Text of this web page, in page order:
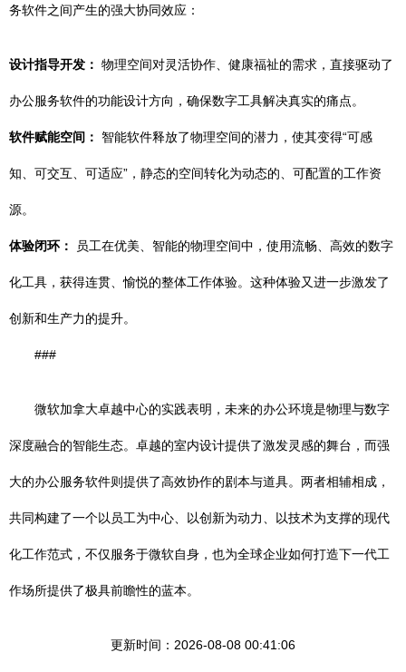
务软件之间产生的强大协同效应：
设计指导开发： 物理空间对灵活协作、健康福祉的需求，直接驱动了
办公服务软件的功能设计方向，确保数字工具解决真实的痛点。
软件赋能空间： 智能软件释放了物理空间的潜力，使其变得“可感
知、可交互、可适应”，静态的空间转化为动态的、可配置的工作资
源。
体验闭环： 员工在优美、智能的物理空间中，使用流畅、高效的数字
化工具，获得连贯、愉悦的整体工作体验。这种体验又进一步激发了
创新和生产力的提升。
###
微软加拿大卓越中心的实践表明，未来的办公环境是物理与数字
深度融合的智能生态。卓越的室内设计提供了激发灵感的舞台，而强
大的办公服务软件则提供了高效协作的剧本与道具。两者相辅相成，
共同构建了一个以员工为中心、以创新为动力、以技术为支撑的现代
化工作范式，不仅服务于微软自身，也为全球企业如何打造下一代工
作场所提供了极具前瞻性的蓝本。
更新时间：2026-08-08 00:41:06